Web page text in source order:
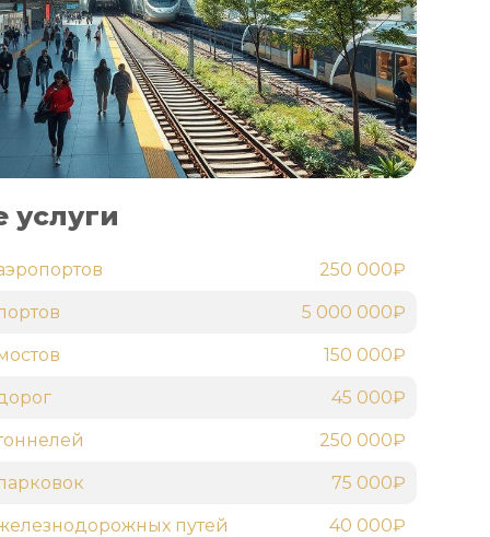
услуги
250 000₽
5 000 000₽
150 000₽
45 000₽
250 000₽
75 000₽
путей 40 000₽